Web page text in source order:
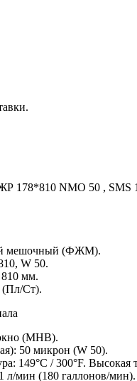
NMO 50 , SMS
мешочный (ФЖМ).
W 50.
мм.
(Пл/Ст).
(МНВ).
50 микрон (W 50).
149°C / 300°F.
мин (180 галлонов/